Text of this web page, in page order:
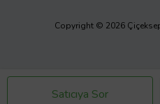
Satıcıya Sor
Copyright © 2026